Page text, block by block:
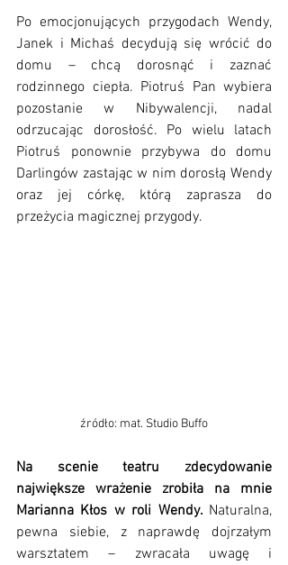
Po emocjonujących przygodach Wendy,
Janek i Michaś decydują się wrócić do
domu – chcą dorosnąć i zaznać
rodzinnego ciepła. Piotruś Pan wybiera
pozostanie w Nibywalencji, nadal
odrzucając dorosłość. Po wielu latach
Piotruś ponownie przybywa do domu
Darlingów zastając w nim dorosłą Wendy
oraz jej córkę, którą zaprasza do
przeżycia magicznej przygody.
źródło: mat. Studio Buffo
Na scenie teatru zdecydowanie
największe wrażenie zrobiła na mnie
Marianna Kłos w roli Wendy. Naturalna,
pewna siebie, z naprawdę dojrzałym
warsztatem – zwracała uwagę i